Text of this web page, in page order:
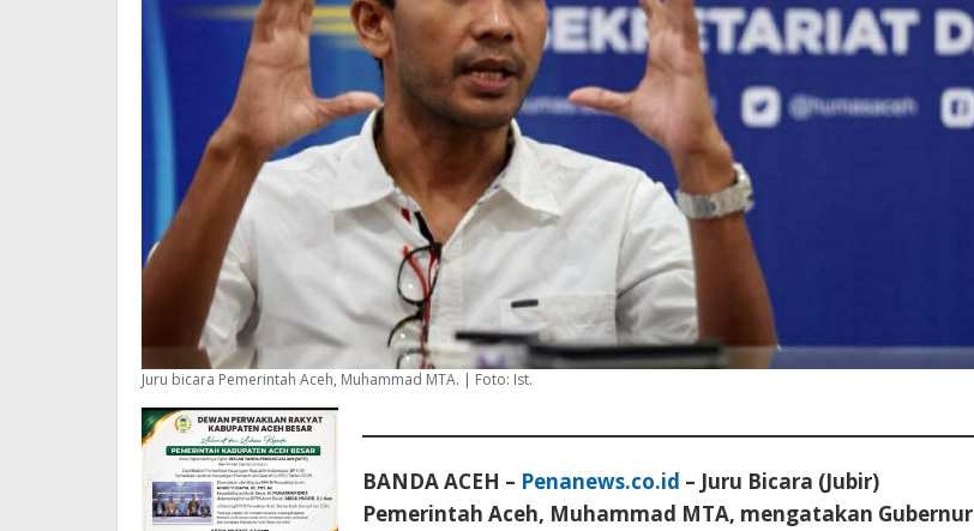
Juru bicara Pemerintah Aceh, Muhammad MTA. | Foto: Ist.
BANDA ACEH – Penanews.co.id – Juru Bicara (Jubir)
Pemerintah Aceh, Muhammad MTA, mengatakan Gubernur